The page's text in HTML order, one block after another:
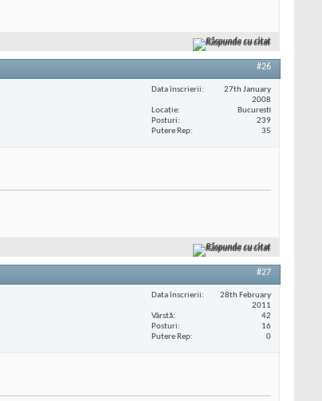
Răspunde cu citat
#26
Data înscrierii
27th January
2008
Locaţie
Bucuresti
Posturi
239
Putere Rep
35
Răspunde cu citat
#27
Data înscrierii
28th February
2011
Vârstă
42
Posturi
16
Putere Rep
0